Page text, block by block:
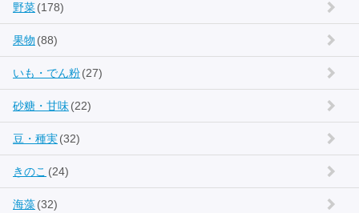
野菜(178)
果物 (88)
いも・でん粉(27)
砂糖・甘味(22)
豆・種実(32)
きのこ (24)
海藻(32)